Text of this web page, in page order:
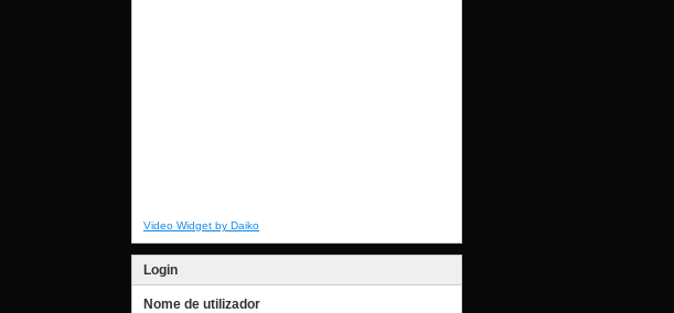
Video Widget by Daiko
Login
Nome de utilizador